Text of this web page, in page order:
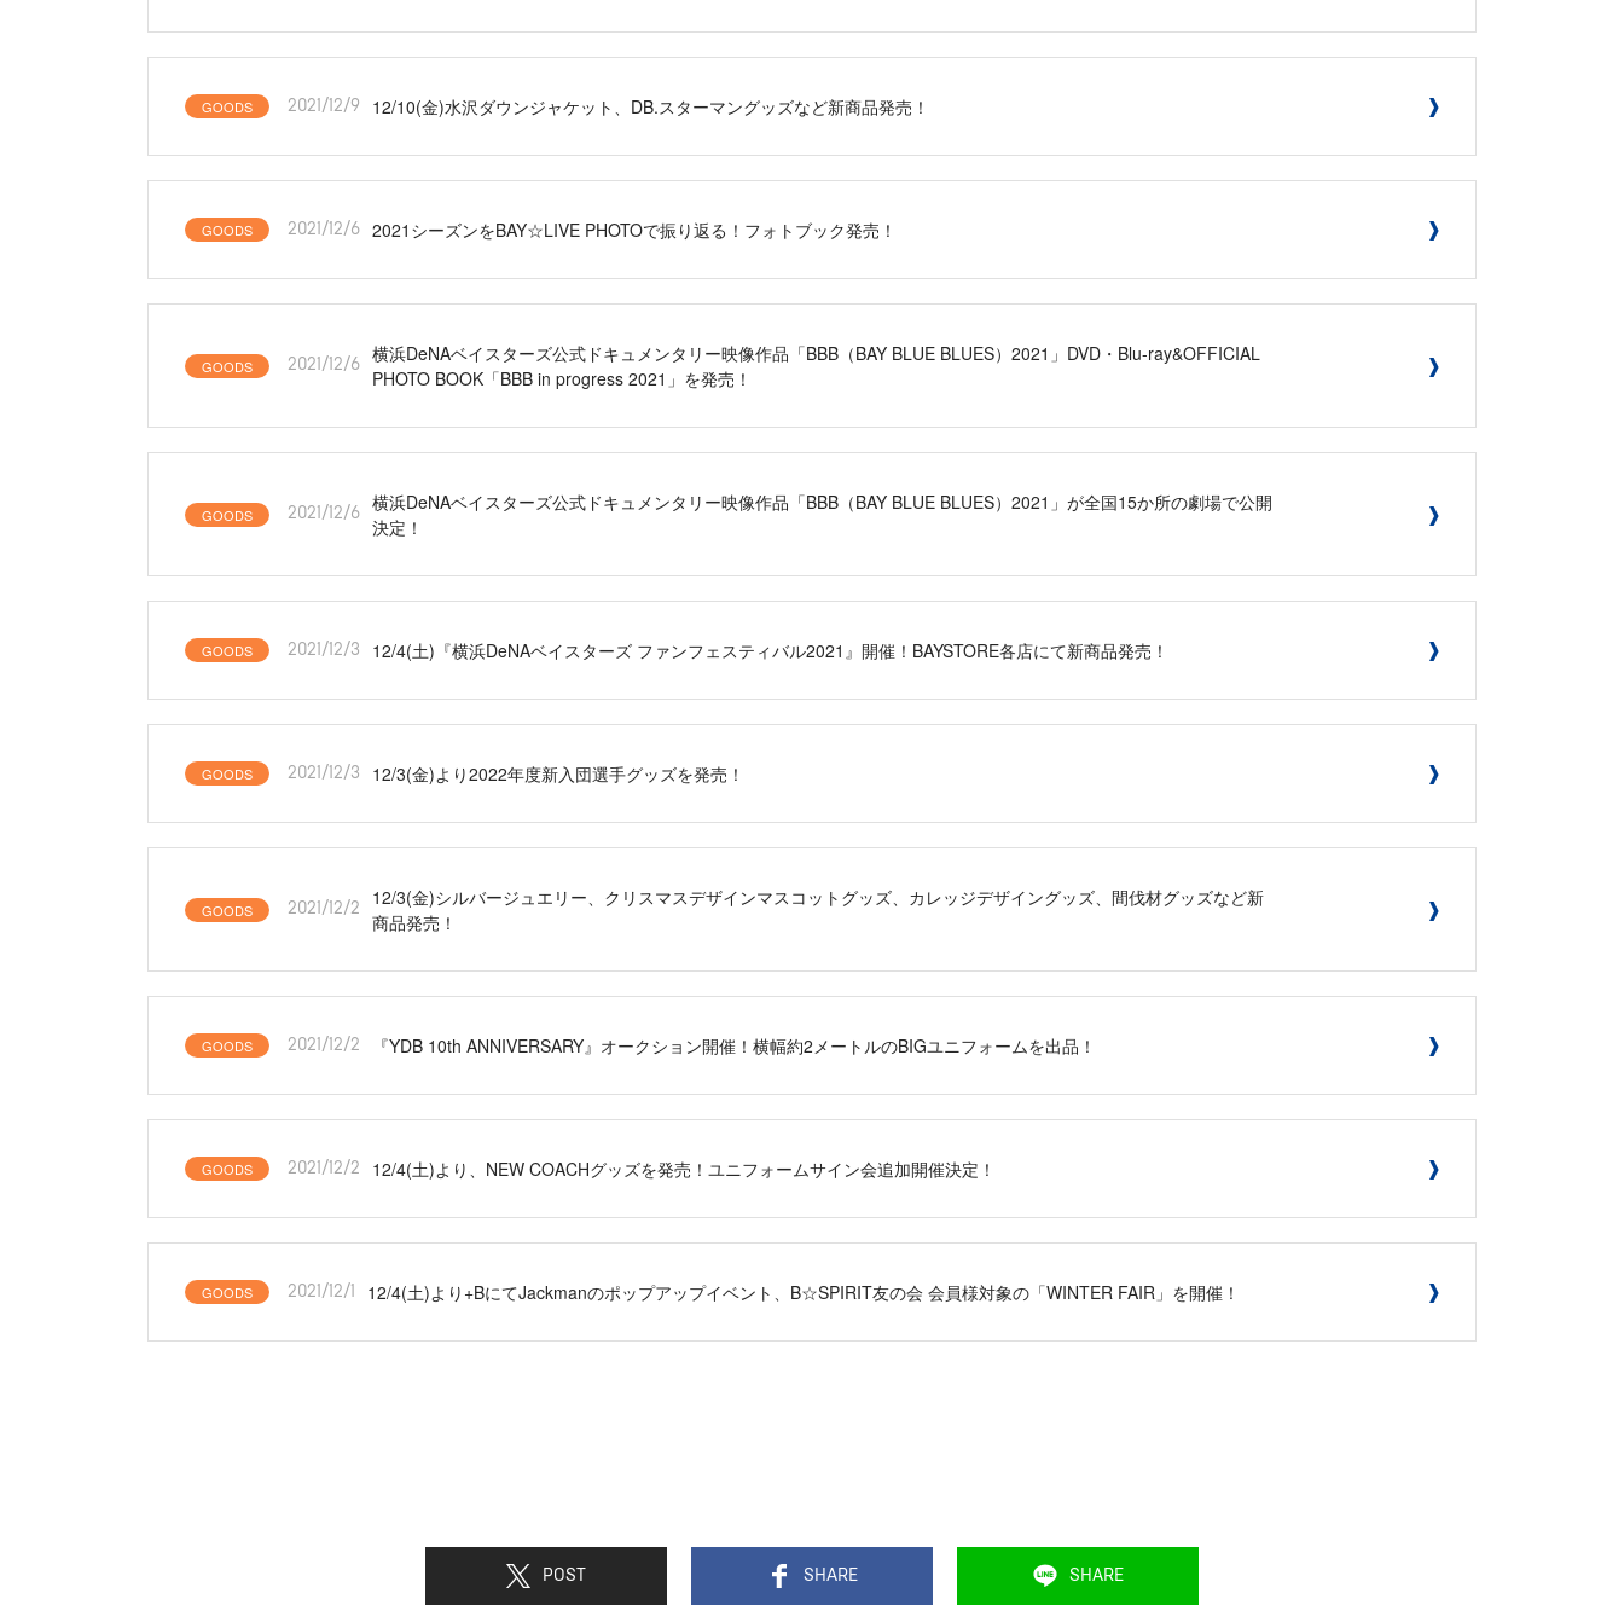
GOODS 2021/12/9 12/10(金)水沢ダウンジャケット、DB.スターマングッズなど新商品発売！
GOODS 2021/12/6 2021シーズンをBAY☆LIVE PHOTOで振り返る！フォトブック発売！
GOODS 2021/12/6
横浜DeNAベイスターズ公式ドキュメンタリー映像作品「BBB（BAY BLUE BLUES）2021」DVD・Blu-ray&OFFICIAL
PHOTO BOOK「BBB in progress 2021」を発売！
GOODS 2021/12/6
横浜DeNAベイスターズ公式ドキュメンタリー映像作品「BBB（BAY BLUE BLUES）2021」が全国15か所の劇場で公開
決定！
GOODS 2021/12/3 12/4(土)『横浜DeNAベイスターズ ファンフェスティバル2021』開催！BAYSTORE各店にて新商品発売！
GOODS 2021/12/3 12/3(金)より2022年度新入団選手グッズを発売！
GOODS 2021/12/2
12/3(金)シルバージュエリー、クリスマスデザインマスコットグッズ、カレッジデザイングッズ、間伐材グッズなど新
商品発売！
GOODS 2021/12/2 『YDB 10th ANNIVERSARY』オークション開催！横幅約2メートルのBIGユニフォームを出品！
GOODS 2021/12/2 12/4(土)より、NEW COACHグッズを発売！ユニフォームサイン会追加開催決定！
GOODS 2021/12/1 12/4(土)より+BにてJackmanのポップアップイベント、B☆SPIRIT友の会 会員様対象の「WINTER FAIR」を開催！
POST SHARE SHARE